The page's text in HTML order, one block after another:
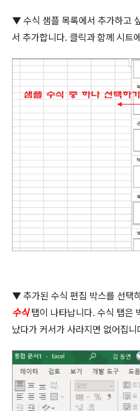
▼ 수식 샘플 목록에서 추가하고
서 추가합니다. 클릭과 함께 시트
▼ 추가된 수식 편집 박스를 선택
수식 탭이 나타납니다. 수식 탭은
났다가 커서가 사라지면 없어집니